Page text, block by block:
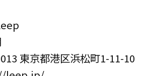
東京都港区浜松町1-11-10